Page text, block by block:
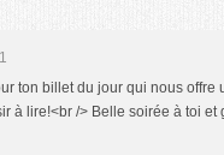
ton billet du jour qui nous offre
à lire!<br /> Belle soirée à toi et